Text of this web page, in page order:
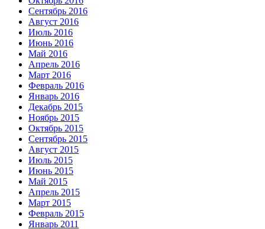
Сентябрь 2016
Август 2016
Июль 2016
Июнь 2016
Май 2016
Апрель 2016
Март 2016
Февраль 2016
Январь 2016
Декабрь 2015
Ноябрь 2015
Октябрь 2015
Сентябрь 2015
Август 2015
Июль 2015
Июнь 2015
Май 2015
Апрель 2015
Март 2015
Февраль 2015
Январь 2011